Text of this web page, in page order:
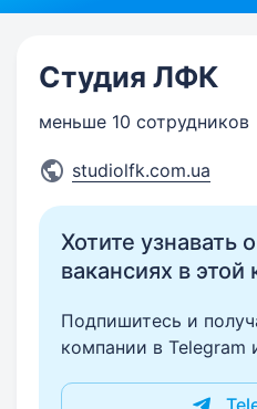
Студия ЛФК
меньше 10 сотрудников
studiolfk.com.ua
Хотите узнавать
вакансиях в
Подпишитесь и
компании в Telegram